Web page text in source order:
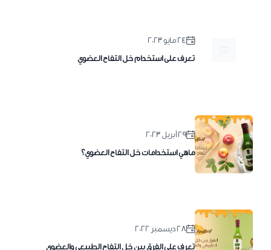
٢٤ مايو ٢٠٢٣
تعرف على استخدام خل التفاح العضوي
٢٩ أبريل ٢٠٢٣
ماهي استخدامات خل التفاح العضوي؟
٢٨ ديسمبر ٢٠٢٢
تعرف على الفرق بين خل التفاح الطبيعي والعضوي